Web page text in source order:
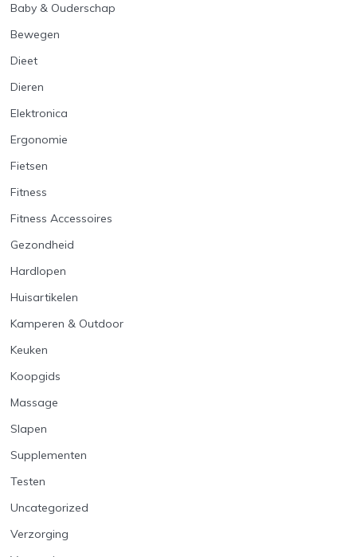
Baby & Ouderschap
Bewegen
Dieet
Dieren
Elektronica
Ergonomie
Fietsen
Fitness
Fitness Accessoires
Gezondheid
Hardlopen
Huisartikelen
Kamperen & Outdoor
Keuken
Koopgids
Massage
Slapen
Supplementen
Testen
Uncategorized
Verzorging